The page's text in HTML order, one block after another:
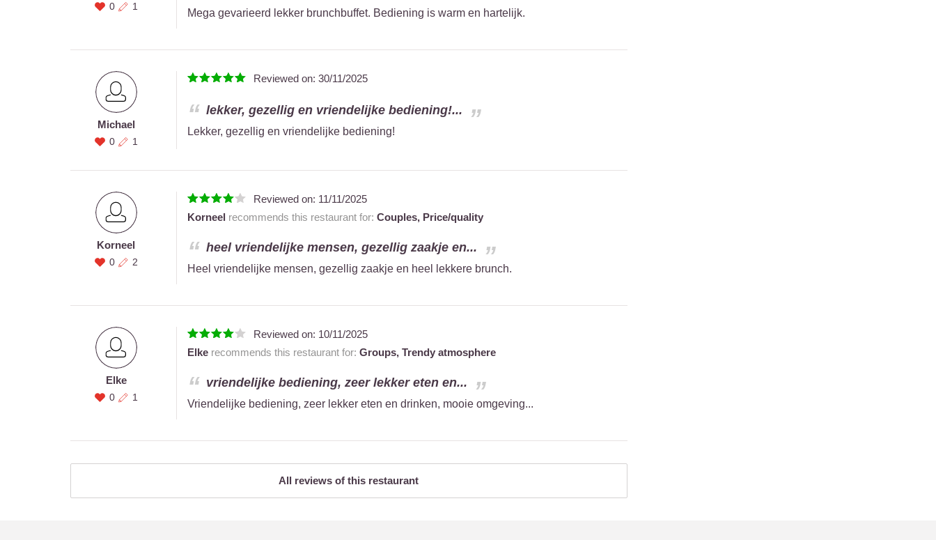
0 1
Mega gevarieerd lekker brunchbuffet. Bediening is warm en hartelijk.
Michael
0 1
Reviewed on: 30/11/2025
lekker, gezellig en vriendelijke bediening!...
Lekker, gezellig en vriendelijke bediening!
Korneel
0 2
Reviewed on: 11/11/2025
Korneel recommends this restaurant for: Couples, Price/quality
heel vriendelijke mensen, gezellig zaakje en...
Heel vriendelijke mensen, gezellig zaakje en heel lekkere brunch.
Elke
0 1
Reviewed on: 10/11/2025
Elkerecommends this restaurant for: Groups, Trendy atmosphere
vriendelijke bediening, zeer lekker eten en...
Vriendelijke bediening, zeer lekker eten en drinken, mooie omgeving...
All reviews of this restaurant